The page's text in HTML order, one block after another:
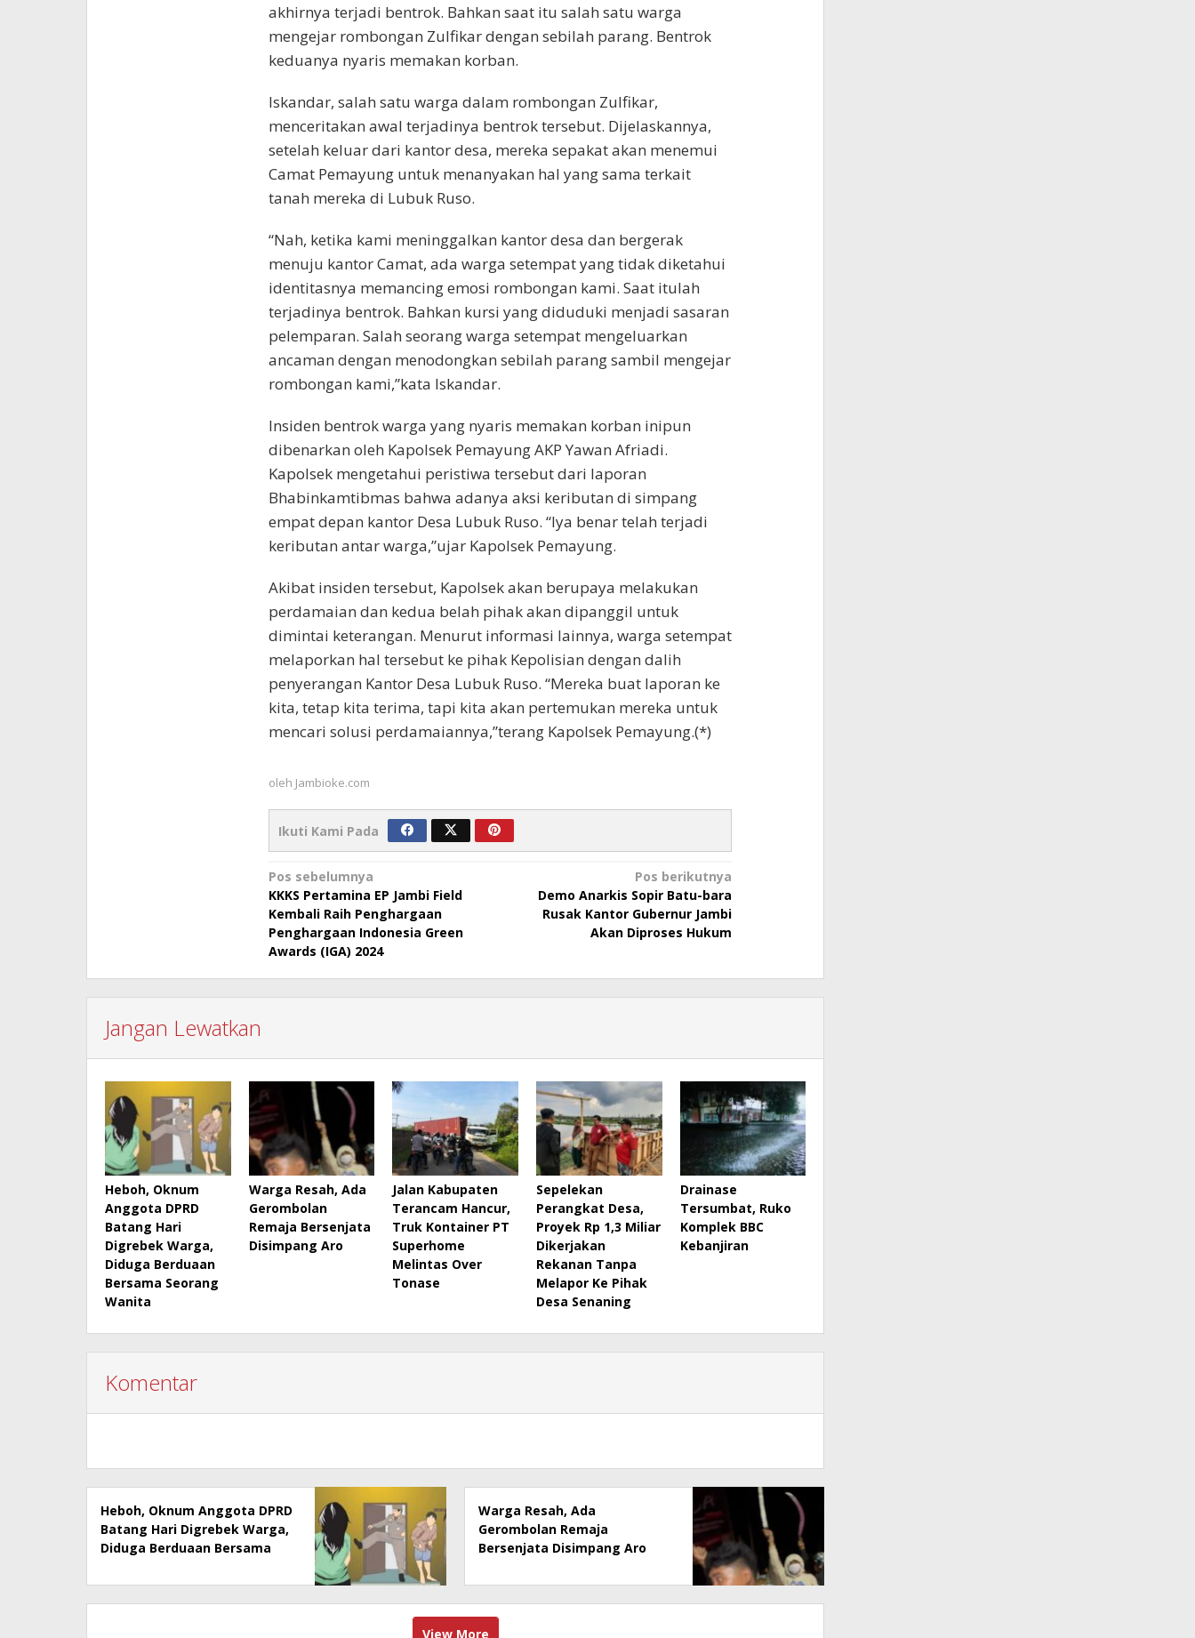
akhirnya terjadi bentrok. Bahkan saat itu salah satu warga
mengejar rombongan Zulfikar dengan sebilah parang. Bentrok
keduanya nyaris memakan korban.
Iskandar, salah satu warga dalam rombongan Zulfikar,
menceritakan awal terjadinya bentrok tersebut. Dijelaskannya,
setelah keluar dari kantor desa, mereka sepakat akan menemui
Camat Pemayung untuk menanyakan hal yang sama terkait
tanah mereka di Lubuk Ruso.
“Nah, ketika kami meninggalkan kantor desa dan bergerak
menuju kantor Camat, ada warga setempat yang tidak diketahui
identitasnya memancing emosi rombongan kami. Saat itulah
terjadinya bentrok. Bahkan kursi yang diduduki menjadi sasaran
pelemparan. Salah seorang warga setempat mengeluarkan
ancaman dengan menodongkan sebilah parang sambil mengejar
rombongan kami,”kata Iskandar.
Insiden bentrok warga yang nyaris memakan korban inipun
dibenarkan oleh Kapolsek Pemayung AKP Yawan Afriadi.
Kapolsek mengetahui peristiwa tersebut dari laporan
Bhabinkamtibmas bahwa adanya aksi keributan di simpang
empat depan kantor Desa Lubuk Ruso. “Iya benar telah terjadi
keributan antar warga,”ujar Kapolsek Pemayung.
Akibat insiden tersebut, Kapolsek akan berupaya melakukan
perdamaian dan kedua belah pihak akan dipanggil untuk
dimintai keterangan. Menurut informasi lainnya, warga setempat
melaporkan hal tersebut ke pihak Kepolisian dengan dalih
penyerangan Kantor Desa Lubuk Ruso. “Mereka buat laporan ke
kita, tetap kita terima, tapi kita akan pertemukan mereka untuk
mencari solusi perdamaiannya,”terang Kapolsek Pemayung.(*)
oleh Jambioke.com
Ikuti Kami Pada
Navigasi
pos
Pos sebelumnya
KKKS Pertamina EP Jambi Field
Kembali Raih Penghargaan
Penghargaan Indonesia Green
Awards (IGA) 2024
Pos berikutnya
Demo Anarkis Sopir Batu-bara
Rusak Kantor Gubernur Jambi
Akan Diproses Hukum
Jangan Lewatkan
Heboh, Oknum
Anggota DPRD
Batang Hari
Digrebek Warga,
Diduga Berduaan
Bersama Seorang
Wanita
Warga Resah, Ada
Gerombolan
Remaja Bersenjata
Disimpang Aro
Jalan Kabupaten
Terancam Hancur,
Truk Kontainer PT
Superhome
Melintas Over
Tonase
Sepelekan
Perangkat Desa,
Proyek Rp 1,3 Miliar
Dikerjakan
Rekanan Tanpa
Melapor Ke Pihak
Desa Senaning
Drainase
Tersumbat, Ruko
Komplek BBC
Kebanjiran
Komentar
Heboh, Oknum Anggota DPRD
Batang Hari Digrebek Warga,
Diduga Berduaan Bersama
Warga Resah, Ada
Gerombolan Remaja
Bersenjata Disimpang Aro
View More